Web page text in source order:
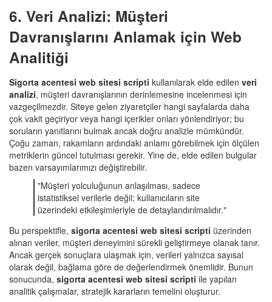
6. Veri Analizi: Müşteri
Davranışlarını Anlamak için Web
Analitiği
Sigorta acentesi web sitesi scripti kullanılarak elde edilen veri
analizi, müşteri davranışlarının derinlemesine incelenmesi için
vazgeçilmezdir. Siteye gelen ziyaretçiler hangi sayfalarda daha
çok vakit geçiriyor veya hangi içerikler onları yönlendiriyor; bu
soruların yanıtlarını bulmak ancak doğru analizle mümkündür.
Çoğu zaman, rakamların ardındaki anlamı görebilmek için ölçülen
metriklerin güncel tutulması gerekir. Yine de, elde edilen bulgular
bazen varsayımlarımızı değiştirebilir.
"Müşteri yolculuğunun anlaşılması, sadece
istatistiksel verilerle değil; kullanıcıların site
üzerindeki etkileşimleriyle de detaylandırılmalıdır."
Bu perspektifle, sigorta acentesi web sitesi scripti üzerinden
alınan veriler, müşteri deneyimini sürekli geliştirmeye olanak tanır.
Ancak gerçek sonuçlara ulaşmak için, verileri yalnızca sayısal
olarak değil, bağlama göre de değerlendirmek önemlidir. Bunun
sonucunda, sigorta acentesi web sitesi scripti ile yapılan
analitik çalışmalar, stratejik kararların temelini oluşturur.